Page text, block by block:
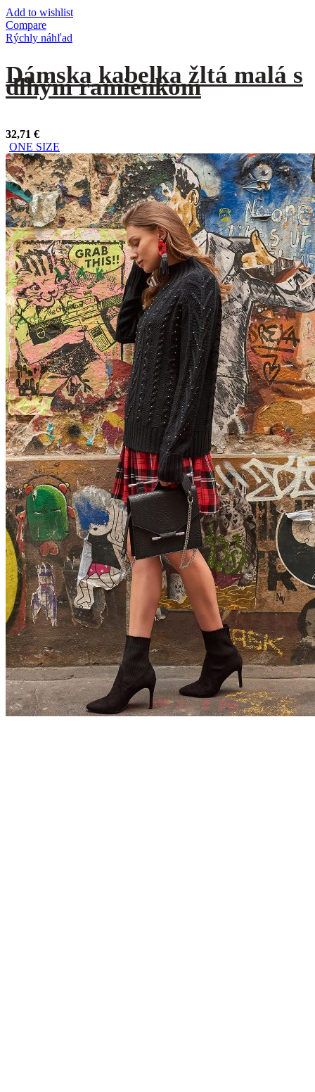
Add to wishlist
Compare
Rýchly náhľad
Dámska kabelka žltá malá s
dlhým ramienkom
32,71 €
ONE SIZE